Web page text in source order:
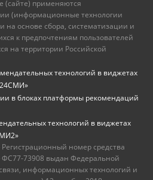
(сайте) применяются
(информационные технологии
на основе сбора, систематизации и
к предпочтениям пользователей
на территории Российской
технологий в виджетах
в блоках платформы рекомендаций
технологий в виджетах
номер средства
73908 выдан Федеральной
информационных технологий и